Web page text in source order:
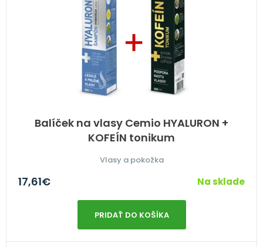
Balíček na vlasy Cemio HYALURON +
KOFEÍN tonikum
Vlasy a pokožka
17,61€ Na sklade
PRIDAŤ DO KOŠÍKA